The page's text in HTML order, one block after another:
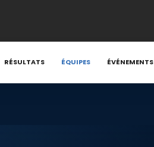
RÉSULTATS ÉQUIPES ÉVÉNEMENTS